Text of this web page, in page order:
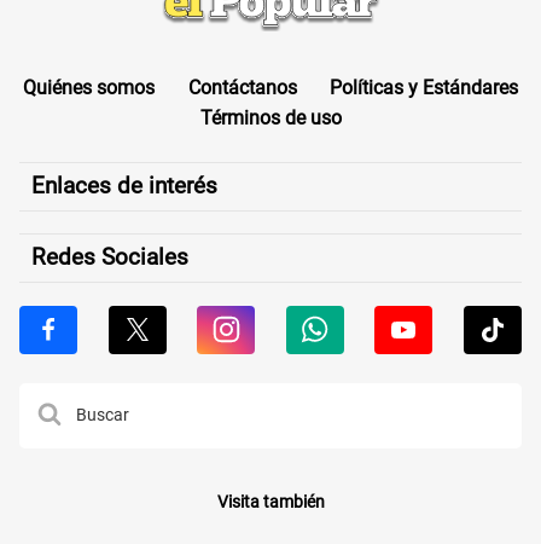
Quiénes somos Contáctanos
Políticas y Estándares
Términos de uso
Enlaces de interés
Redes Sociales
Visita también